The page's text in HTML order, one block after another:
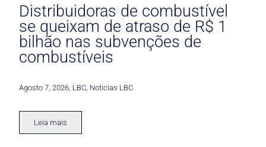
Distribuidoras de combustível
se queixam de atraso de R$ 1
bilhão nas subvenções de
combustíveis
Agosto 7, 2026 LBC Noticias LBC
Leia mais